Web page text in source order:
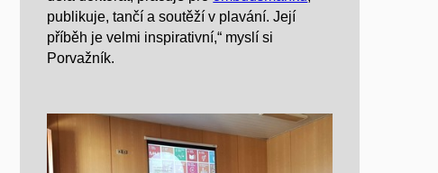
publikuje, tančí a soutěží v plavání. Její
příběh je velmi inspirativní,“ myslí si
Porvažník.